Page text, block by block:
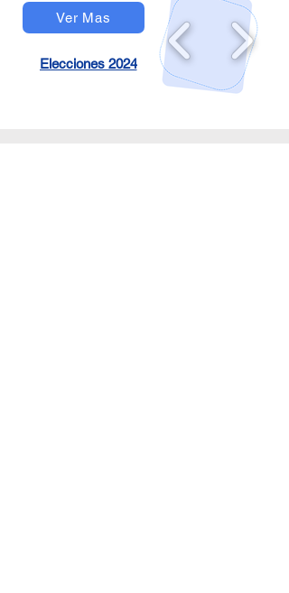
Ver Mas
Elecciones 2024